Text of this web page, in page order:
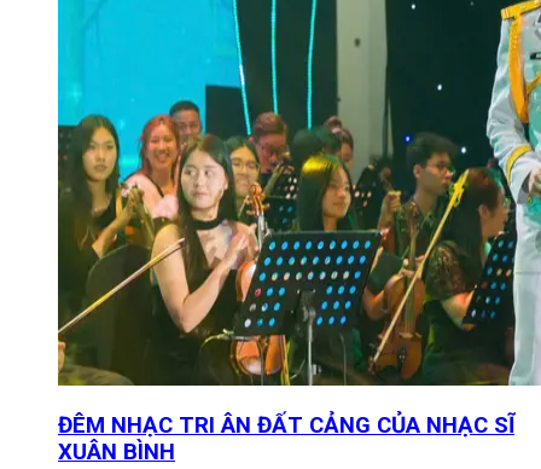
ĐÊM NHẠC TRI ÂN ĐẤT CẢNG CỦA NHẠC SĨ
XUÂN BÌNH